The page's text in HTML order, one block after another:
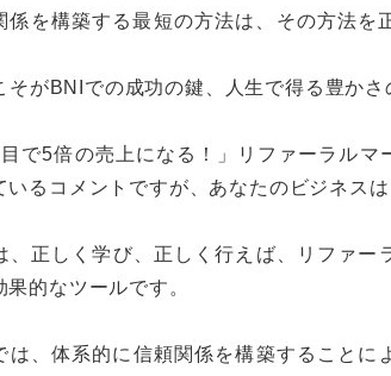
係を構築する最短の方法は、その方法を
そがBNIでの成功の鍵、人生で得る豊かさ
目で5倍の売上になる！」リファーラル
いるコメントですが、あなたのビジネス
、正しく学び、正しく行えば、リファー
果的なツールです。
は、体系的に信頼関係を構築することに